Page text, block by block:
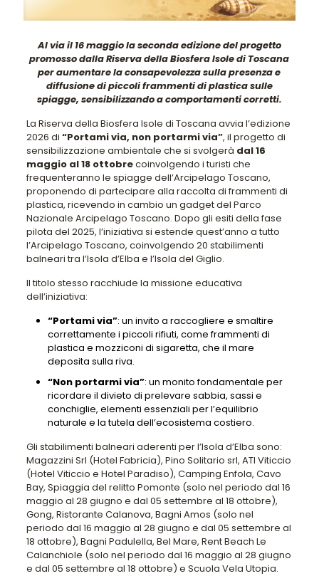
Al via il 16 maggio la seconda edizione del progetto
promosso dalla Riserva della Biosfera Isole di Toscana
per aumentare la consapevolezza sulla presenza e
diffusione di piccoli frammenti di plastica sulle
spiagge, sensibilizzando a comportamenti corretti.
La Riserva della Biosfera Isole di Toscana avvia l’edizione
2026 di “Portami via, non portarmi via”, il progetto di
sensibilizzazione ambientale che si svolgerà dal 16
maggio al 18 ottobrecoinvolgendo i turisti che
frequenteranno le spiagge dell’Arcipelago Toscano,
proponendo di partecipare alla raccolta di frammenti di
plastica, ricevendo in cambio un gadget del Parco
Nazionale Arcipelago Toscano. Dopo gli esiti della fase
pilota del 2025, l’iniziativa si estende quest’anno a tutto
l’Arcipelago Toscano, coinvolgendo 20 stabilimenti
balneari tra l’Isola d’Elba e l’Isola del Giglio.
Il titolo stesso racchiude la missione educativa
dell’iniziativa:
“Portami via”: un invito a raccogliere e smaltire
correttamente i piccoli rifiuti, come frammenti di
plastica e mozziconi di sigaretta, che il mare
deposita sulla riva.
“Non portarmi via”: un monito fondamentale per
ricordare il divieto di prelevare sabbia, sassi e
conchiglie, elementi essenziali per l’equilibrio
naturale e la tutela dell’ecosistema costiero.
Gli stabilimenti balneari aderenti per l’Isola d’Elba sono:
Magazzini Srl (Hotel Fabricia), Pino Solitario srl, ATI Viticcio
(Hotel Viticcio e Hotel Paradiso), Camping Enfola, Cavo
Bay, Spiaggia del relitto Pomonte (solo nel periodo dal 16
maggio al 28 giugno e dal 05 settembre al 18 ottobre),
Gong, Ristorante Calanova, Bagni Amos (solo nel
periodo dal 16 maggio al 28 giugno e dal 05 settembre al
18 ottobre), Bagni Padulella, Bel Mare, Rent Beach Le
Calanchiole (solo nel periodo dal 16 maggio al 28 giugno
e dal 05 settembre al 18 ottobre) e Scuola Vela Utopia.